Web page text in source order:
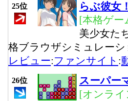
25位
らぶ彼女
[本格ゲー
美少女た
格ブラウザシミュレー
レビュー:ファンサイト :
26位
スーパー
[オンラ